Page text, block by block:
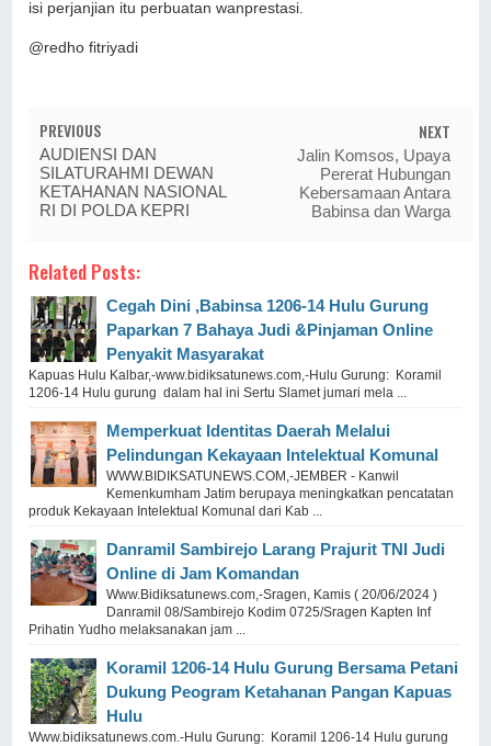
isi perjanjian itu perbuatan wanprestasi.
@redho fitriyadi
PREVIOUS
AUDIENSI DAN
SILATURAHMI DEWAN
KETAHANAN NASIONAL
RI DI POLDA KEPRI
NEXT
Jalin Komsos, Upaya
Pererat Hubungan
Kebersamaan Antara
Babinsa dan Warga
Related Posts:
Cegah Dini ,Babinsa 1206-14 Hulu Gurung
Paparkan 7 Bahaya Judi &Pinjaman Online
Penyakit Masyarakat
Kapuas Hulu Kalbar,-www.bidiksatunews.com,-Hulu Gurung: Koramil
1206-14 Hulu gurung dalam hal ini Sertu Slamet jumari mela ...
Memperkuat Identitas Daerah Melalui
Pelindungan Kekayaan Intelektual Komunal
WWW.BIDIKSATUNEWS.COM,-JEMBER - Kanwil
Kemenkumham Jatim berupaya meningkatkan pencatatan
produk Kekayaan Intelektual Komunal dari Kab ...
Danramil Sambirejo Larang Prajurit TNI Judi
Online di Jam Komandan
Www.Bidiksatunews.com,-Sragen, Kamis ( 20/06/2024 )
Danramil 08/Sambirejo Kodim 0725/Sragen Kapten Inf
Prihatin Yudho melaksanakan jam ...
Koramil 1206-14 Hulu Gurung Bersama Petani
Dukung Peogram Ketahanan Pangan Kapuas
Hulu
Www.bidiksatunews.com.-Hulu Gurung: Koramil 1206-14 Hulu gurung